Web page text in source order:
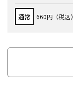
通常 660円（税込）